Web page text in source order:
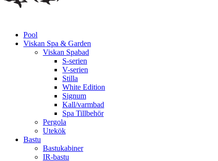
Pool
Viskan Spa & Garden
Viskan Spabad
S-serien
V-serien
Stilla
White Edition
Signum
Kall/varmbad
Spa Tillbehör
Pergola
Utekök
Bastu
Bastukabiner
IR-bastu